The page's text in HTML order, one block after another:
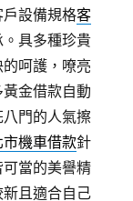
設備規格客
具多種珍貴
呵護，嘹亮
黃金借款自動
八門的人氣擦
市機車借款針
當的美譽精
且適合自己